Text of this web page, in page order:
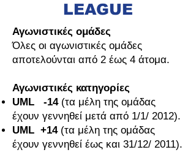
LEAGUE
Αγωνιστικές ομάδες
Όλες οι αγωνιστικές ομάδες
αποτελούνται από 2 έως 4 άτομα.
Αγωνιστικές κατηγορίες
UML -14(τα μέλη της ομάδας
έχουν γεννηθεί μετά από 1/1/ 2012).
UML +14(τα μέλη της ομάδας
έχουν γεννηθεί έως και 31/12/ 2011).